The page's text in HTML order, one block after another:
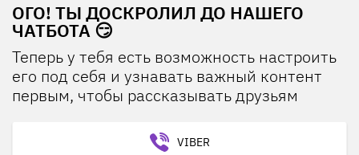
ОГО! ТЫ ДОСКРОЛИЛ ДО НАШЕГО
ЧАТБОТА 😏
Теперь у тебя есть возможность настроить
его под себя и узнавать важный контент
первым, чтобы рассказывать друзьям
VIBER